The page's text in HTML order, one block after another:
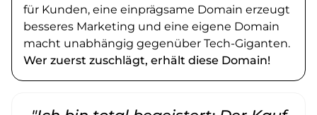
für Kunden, eine einprägsame Domain erzeugt
besseres Marketing und eine eigene Domain
macht unabhängig gegenüber Tech-Giganten.
Wer zuerst zuschlägt, erhält diese Domain!